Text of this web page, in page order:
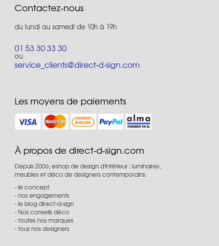
Contactez-nous
du lundi au samedi de 10h à 19h
01 53 30 33 30
ou
service_clients@direct-d-sign.com
Les moyens de paiements
À propos de direct-d-sign.com
Depuis 2006, eshop de design d'intérieur : luminaires,
meubles et déco de designers contemporains.
le concept
nos engagements
le blog direct-d-sign
Nos conseils déco
toutes nos marques
tous nos designers